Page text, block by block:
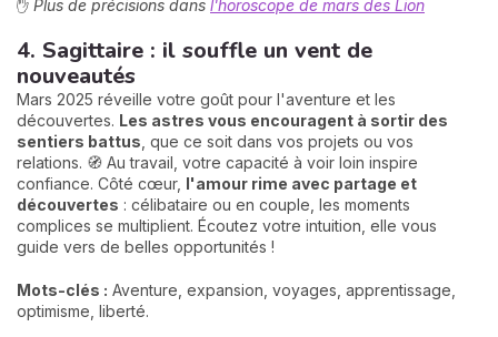
✋ Plus de précisions dans l'horoscope de mars des Lion
4. Sagittaire : il souffle un vent de
nouveautés
Mars 2025 réveille votre goût pour l'aventure et les
découvertes. Les astres vous encouragent à sortir des
sentiers battus, que ce soit dans vos projets ou vos
relations. 🧭 Au travail, votre capacité à voir loin inspire
confiance. Côté cœur, l'amour rime avec partage et
découvertes : célibataire ou en couple, les moments
complices se multiplient. Écoutez votre intuition, elle vous
guide vers de belles opportunités !
Mots-clés : Aventure, expansion, voyages, apprentissage,
optimisme, liberté.